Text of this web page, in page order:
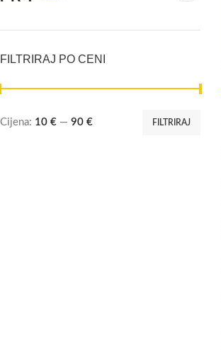
FILTRIRAJ PO CENI
FILTRIRAJ
Cijena: 10 € — 90 €